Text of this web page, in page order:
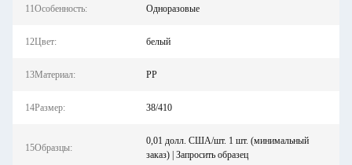
11Особенность: Одноразовые
12Цвет: белый
13Материал: PP
14Размер: 38/410
15Образцы:
0,01 долл. США/шт. 1 шт. (минимальный
заказ) | Запросить образец